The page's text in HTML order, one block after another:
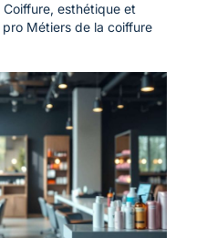
esthétique et
pro Métiers de la coiffure